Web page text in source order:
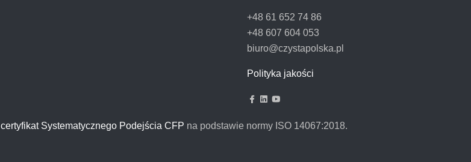
+48 61 652 74 86
+48 607 604 053
biuro@czystapolska.pl
Polityka jakości
certyfikat Systematycznego Podejścia CFP na podstawie normy ISO 14067:2018.